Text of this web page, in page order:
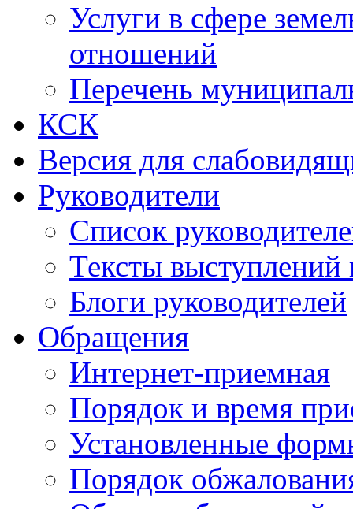
Услуги в сфере
отношений
Перечень
КСК
Версия для
Руководители
Список
Тексты выступлений
Блоги руководителей
Обращения
Интернет-приемная
Порядок и время
Установленные
Порядок